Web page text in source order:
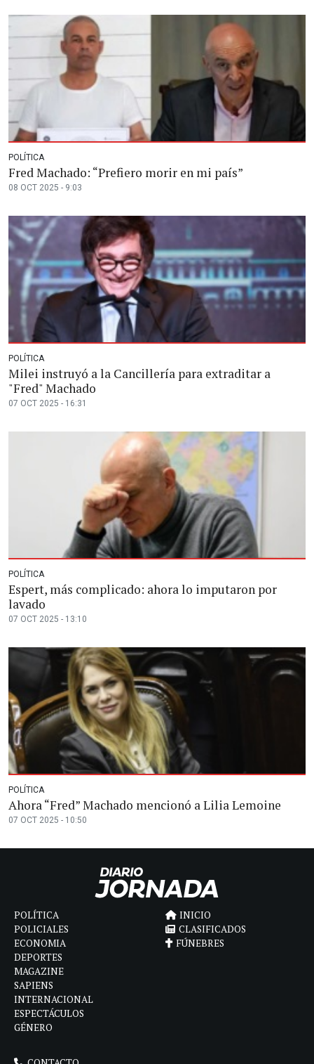
POLÍTICA
Fred Machado: “Prefiero morir en mi país”
08 OCT 2025 - 9:03
POLÍTICA
Milei instruyó a la Cancillería para extraditar a
"Fred" Machado
07 OCT 2025 - 16:31
POLÍTICA
Espert, más complicado: ahora lo imputaron por
lavado
07 OCT 2025 - 13:10
POLÍTICA
Ahora “Fred” Machado mencionó a Lilia Lemoine
07 OCT 2025 - 10:50
POLÍTICA
POLICIALES
ECONOMIA
DEPORTES
MAGAZINE
SAPIENS
INTERNACIONAL
ESPECTÁCULOS
GÉNERO
INICIO
CLASIFICADOS
FÚNEBRES